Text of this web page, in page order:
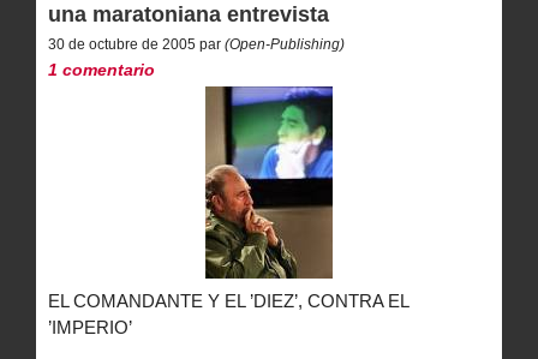
una maratoniana entrevista
30 de octubre de 2005 par (Open-Publishing)
1 comentario
EL COMANDANTE Y EL ’DIEZ’, CONTRA EL
’IMPERIO’